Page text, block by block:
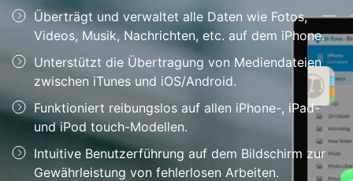
Shop
Support
Full Toolkit anzeigen >
Ressourcen & Lernen
Hilfe und Unterstützung erhalten
Android 16 FRP-Umgehung
DOWNLOAD Anmelden
Suchen
Überträgt und verwaltet alle Daten wie Fotos,
Videos, Musik, Nachrichten, etc. auf dem iPhone.
Unterstützt die Übertragung von Mediendateien
zwischen iTunes und iOS/Android.
Funktioniert reibungslos auf allen iPhone-, iPad-
und iPod touch-Modellen.
Intuitive Benutzerführung auf dem Bildschirm zur
Gewährleistung von fehlerlosen Arbeiten.